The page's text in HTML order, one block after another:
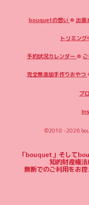
bouquetの想い ❁ 出張
トリミン
予約状況カレンダー ❁
完全無添加手作りおやつ
ブ
©2018 -2026
「bouquet」そして
知的財産権法
無断でのご利用をお